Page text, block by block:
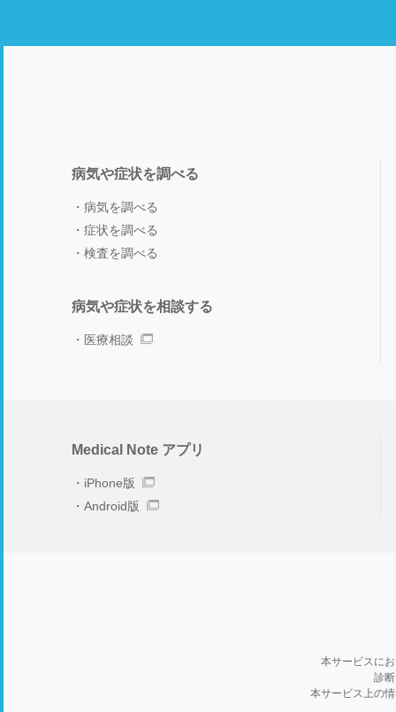
病気や症状を調べる
病気を調べる
症状を調べる
検査を調べる
病気や症状を相談する
医療相談
Medical Note アプリ
iPhone版
Android版
本サービスに
診
本サービス上の